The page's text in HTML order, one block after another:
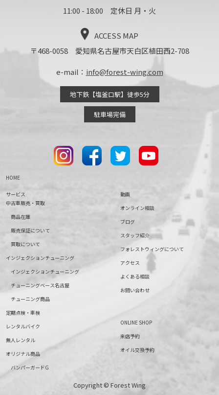
11:00 - 18:00 定休日 月・火
ACCESS MAP
〒468-0058 愛知県名古屋市天白区植田西2-708
e-mail： info@forest-wing.com
地下鉄【塩釜口駅】徒歩5分
駐車場完備
HOME
サービス
中古車販売・買取
商品在庫
販売保証について
買取について
インジェクションチューニング
インジェクションチューニング
チューニングベース名古屋
チューニング商品
定期点検・車検
レンタルバイク
無人レンタル
オリジナル商品
バンパーガードG
動画
オンライン相談
ブログ
スタッフ紹介
フォレストウィングについて
アクセス
よくある相談
お問い合わせ
ONLINE SHOP
来店予約
オイル交換予約
Copyright © Forest Wing